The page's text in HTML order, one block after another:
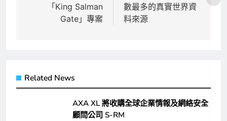
「King Salman
Gate」專案
數最多的真實世界資
料來源
Related News
AXA XL 將收購全球企業情報及網絡安全
顧問公司 S-RM